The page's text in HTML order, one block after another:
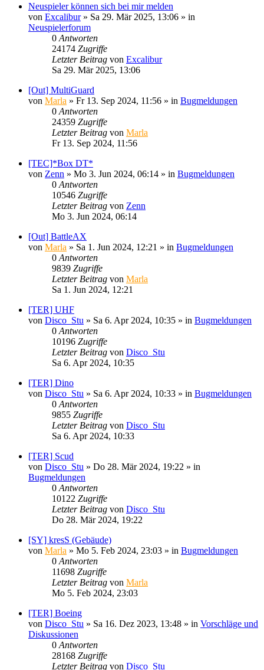
Neuspieler können sich bei mir melden
von Excalibur» Sa 29. Mär 2025, 13:06 » in
Neuspielerforum
0 Antworten
24174 Zugriffe
Letzter Beitrag von Excalibur
Sa 29. Mär 2025, 13:06
[Out] MultiGuard
von Marla » Fr 13. Sep 2024, 11:56 » in Bugmeldungen
0 Antworten
24359 Zugriffe
Letzter Beitrag von Marla
Fr 13. Sep 2024, 11:56
[TEC]*Box DT*
von Zenn » Mo 3. Jun 2024, 06:14 » in Bugmeldungen
0 Antworten
10546 Zugriffe
Letzter Beitrag von Zenn
Mo 3. Jun 2024, 06:14
[Out] BattleAX
von Marla » Sa 1. Jun 2024, 12:21 » in Bugmeldungen
0 Antworten
9839 Zugriffe
Letzter Beitrag von Marla
Sa 1. Jun 2024, 12:21
[TER] UHF
von Disco_Stu » Sa 6. Apr 2024, 10:35 » in Bugmeldungen
0 Antworten
10196 Zugriffe
Letzter Beitrag von Disco_Stu
Sa 6. Apr 2024, 10:35
[TER] Dino
von Disco_Stu » Sa 6. Apr 2024, 10:33 » in Bugmeldungen
0 Antworten
9855 Zugriffe
Letzter Beitrag von Disco_Stu
Sa 6. Apr 2024, 10:33
[TER] Scud
von Disco_Stu » Do 28. Mär 2024, 19:22 » in
Bugmeldungen
0 Antworten
10122 Zugriffe
Letzter Beitrag von Disco_Stu
Do 28. Mär 2024, 19:22
[SY] kresS (Gebäude)
von Marla » Mo 5. Feb 2024, 23:03 » in Bugmeldungen
0 Antworten
11698 Zugriffe
Letzter Beitrag von Marla
Mo 5. Feb 2024, 23:03
[TER] Boeing
von Disco_Stu » Sa 16. Dez 2023, 13:48 » in Vorschläge und
Diskussionen
0 Antworten
28168 Zugriffe
Letzter Beitrag von Disco_Stu